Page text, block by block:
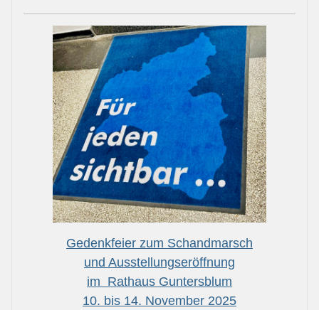
Gedenkfeier zum Schandmarsch
und Ausstellungseröffnung
im Rathaus Guntersblum
10. bis 14. November 2025